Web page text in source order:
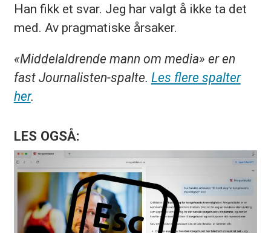
Han fikk et svar. Jeg har valgt å ikke ta det
med. Av pragmatiske årsaker.
«Middelaldrende mann om media» er en
fast Journalisten-spalte. Les flere spalter
her.
LES OGSÅ: